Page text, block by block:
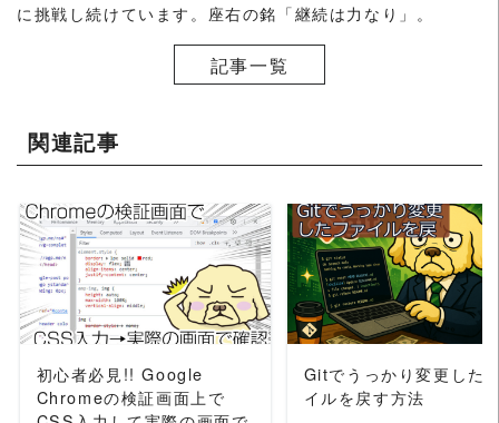
に挑戦し続けています。座右の銘「継続は力なり」。
記事一覧
関連記事
READ MORE
初心者必見!! Google
Chromeの検証画面上で
READ MORE
Gitでうっかり変更した
イルを戻す方法